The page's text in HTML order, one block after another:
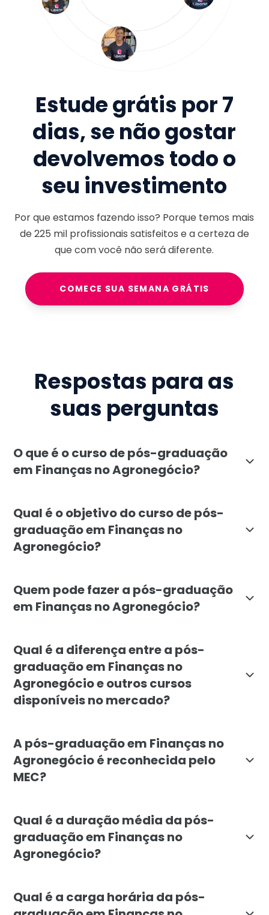
Estude grátis por 7
dias, se não gostar
devolvemos todo o
seu investimento
Por que estamos fazendo isso? Porque temos mais
de225 milprofissionais satisfeitos e a certeza de
que com você não será diferente.
COMECE SUA SEMANA GRÁTIS
Respostas para as
suas perguntas
O que é o curso de pós-graduação
em Finanças no Agronegócio?
Qual é o objetivo do curso de pós-
graduação em Finanças no
Agronegócio?
Quem pode fazer a pós-graduação
em Finanças no Agronegócio?
Qual é a diferença entre a pós-
graduação em Finanças no
Agronegócio e outros cursos
disponíveis no mercado?
A pós-graduação em Finanças no
Agronegócio é reconhecida pelo
MEC?
Qual é a duração média da pós-
graduação em Finanças no
Agronegócio?
Qual é a carga horária da pós-